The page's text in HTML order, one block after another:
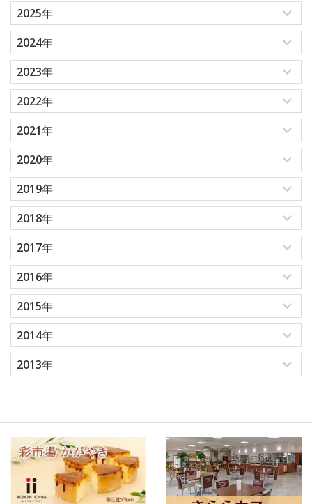
2025年
2024年
2023年
2022年
2021年
2020年
2019年
2018年
2017年
2016年
2015年
2014年
2013年